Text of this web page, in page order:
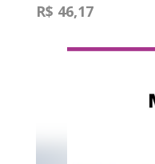
R$ 46,17